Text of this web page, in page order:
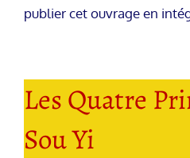
publier cet ouvrage en
Les Quatre
Sou Yi